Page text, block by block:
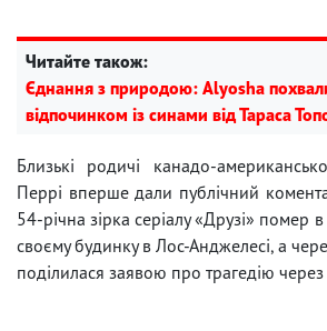
Читайте також:
Єднання з природою: Alyosha
відпочинком із синами від Тараса
Близькі родичі канадо-
Перрі вперше дали публічний
54-річна зірка серіалу «Друзі» помер
своєму будинку в Лос-Анджелесі, а
поділилася заявою про трагедію